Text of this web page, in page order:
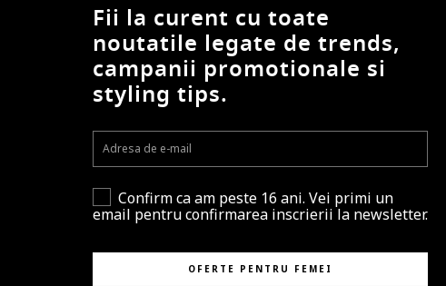
Fii la curent cu toate
noutatile legate de trends,
campanii promotionale si
styling tips.
Confirm ca am peste 16 ani. Vei primi un
email pentru confirmarea inscrierii la newsletter.
OFERTE PENTRU FEMEI